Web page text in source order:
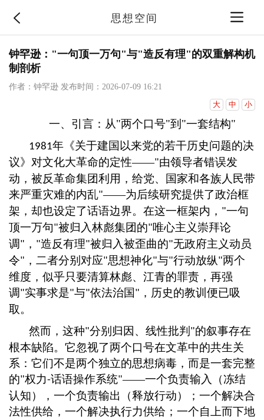
思想空间
钟罕逊："一句顶一万句"与"造反有理"的双重解构机
制剖析
作者：钟罕逊 发布时间：2026-07-09 16:21
大
中 小
一、引言：从"两个口号"到 "一套结构"
1981年《关于建国以来党的若干历史问题的决
议》对文化大革命的定性——"由领导者错误发
动，被反革命集团利用，给党、国家和各族人民带
来严重灾难的内乱"——为后续研究提供了政治框
架，却也设定了话语边界。在这一框架内， "一句
顶一万句"被归入林彪集团的"唯心主义崇拜论
调 " ， "造反有理"被归入被歪曲的"无政府主义动员
令" ，二者分别对应"思想神化"与"行动放纵 "两个
维度，似乎只要清算林彪、江青的罪责，再强
调 "实事求是"与"依法治国 " ，历史的教训便已吸
取。
然而，这种"分别归因、线性批判 "的叙事存在
根本缺陷。它忽视了两个口号在文革中的共生关
系：它们不是两个独立的思想病毒，而是一套完整
的"权力-话语操作系统"——一个负责输入（冻结
认知），一个负责输出（释放行动）；一个解决合
法性供给，一个解决执行力供给；一个自上而下地